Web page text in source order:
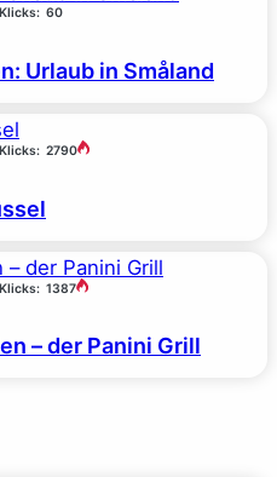
Klicks: 60
Urlaub in Småland
Klicks: 2790
Klicks: 1387
– der Panini Grill